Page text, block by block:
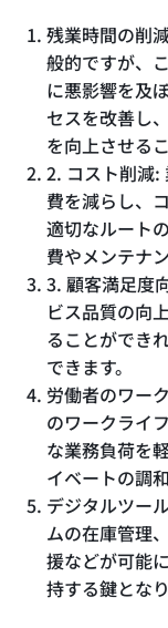
残業時間の削
般的ですが、
に悪影響を及
セスを改善し
を向上させる
2. コスト削減:
費を減らし、
適切なルート
費やメンテナ
3. 顧客満足度
ビス品質の向
ることができ
できます。
労働者のワー
のワークライ
な業務負荷を
イベートの調
デジタルツー
ムの在庫管理
援などが可能
持する鍵となり